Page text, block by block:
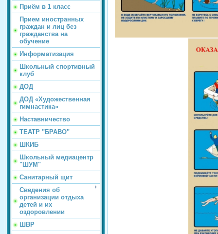
Приём в 1 класс
Прием иностранных
граждан и лиц без
гражданства на
обучение
Информатизация
Школьный спортивный
клуб
ДОД
ДОД «Художественная
гимнастика»
Наставничество
ТЕАТР "БРАВО"
ШКИБ
Школьный медиацентр
"ШУМ"
Санитарный щит
Сведения об
организации отдыха
детей и их
оздоровлении
ШВР